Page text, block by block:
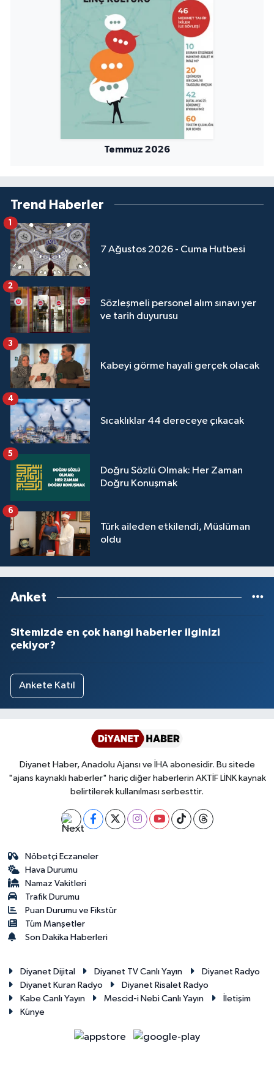
Temmuz 2026
Trend Haberler
7 Ağustos 2026 - Cuma Hutbesi
1
Sözleşmeli personel alım sınavı yer
ve tarih duyurusu
2
Kabeyi görme hayali gerçek olacak
3
Sıcaklıklar 44 dereceye çıkacak
4
Doğru Sözlü Olmak: Her Zaman
Doğru Konuşmak
5
Türk aileden etkilendi, Müslüman
oldu
6
Anket
Sitemizde en çok hangi haberler ilginizi
çekiyor?
Ankete Katıl
Diyanet Haber, Anadolu Ajansı ve İHA abonesidir. Bu sitede
"ajans kaynaklı haberler" hariç diğer haberlerin AKTİF LİNK kaynak
belirtilerek kullanılması serbesttir.
Nöbetçi Eczaneler
Hava Durumu
Namaz Vakitleri
Trafik Durumu
Puan Durumu ve Fikstür
Tüm Manşetler
Son Dakika Haberleri
Diyanet Dijital Diyanet TV Canlı Yayın
Diyanet Radyo
Diyanet Kuran Radyo
Diyanet Risalet Radyo
Kabe Canlı Yayın
Mescid-i Nebi Canlı Yayın
İletişim
Künye
Şanlıurfa Müftülüğü
Şırnak Müftülüğü
Tekirdağ Müftülüğü
Tokat Müftülüğü
Van Müftülüğü
Yalova Müftülüğü
Yozgat Müftülüğü
Zonguldak Müftülüğü